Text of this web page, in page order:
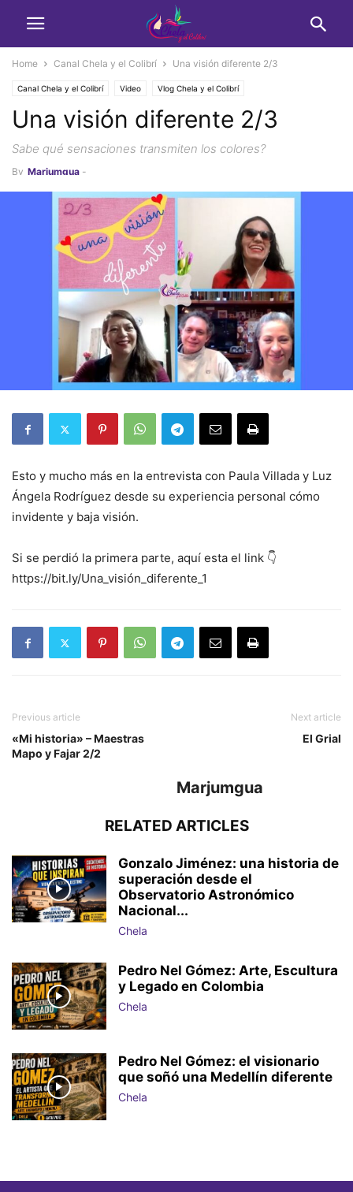
Home Canal Chela y el Colibrí Una visión diferente 2/3
Canal Chela y el Colibrí Video Vlog Chela y el Colibrí
Una visión diferente 2/3
Sabe qué sensaciones transmiten los colores?
By Marjumgua -
Esto y mucho más en la entrevista con Paula Villada y Luz
Ángela Rodríguez desde su experiencia personal cómo
invidente y baja visión.
Si se perdió la primera parte, aquí esta el link 👇
https://bit.ly/Una_visión_diferente_1
Previous article
«Mi historia» – Maestras
Mapo y Fajar 2/2
Next article
El Grial
Marjumgua
RELATED ARTICLES
Gonzalo Jiménez: una historia de
superación desde el
Observatorio Astronómico
Nacional...
Chela
Pedro Nel Gómez: Arte, Escultura
y Legado en Colombia
Chela
Pedro Nel Gómez: el visionario
que soñó una Medellín diferente
Chela